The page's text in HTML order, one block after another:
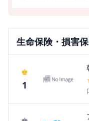
生命保険・損害
♚
1